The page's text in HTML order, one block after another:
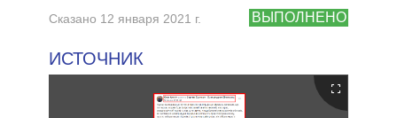
ВЫПОЛНЕНО
Сказано 12 января 2021 г.
ИСТОЧНИК